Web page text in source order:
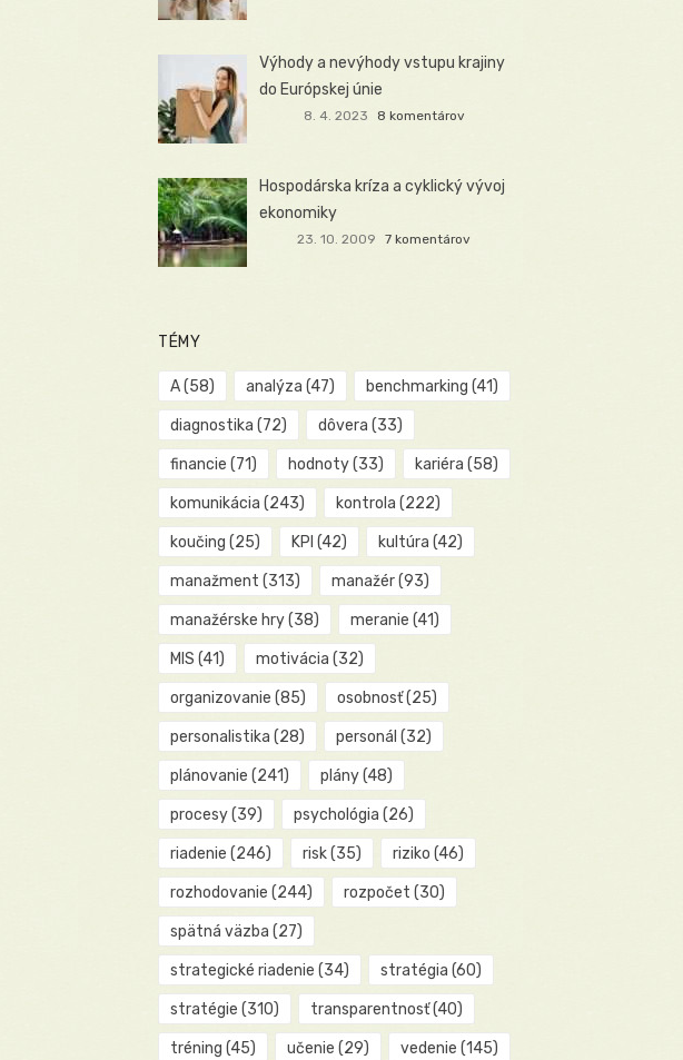
Výhody a nevýhody vstupu krajiny
do Európskej únie
8. 4. 2023 8 komentárov
Hospodárska kríza a cyklický vývoj
ekonomiky
23. 10. 2009 7 komentárov
TÉMY
A(58) analýza (47) benchmarking (41)
diagnostika (72) dôvera (33)
financie (71) hodnoty(33) kariéra (58)
komunikácia (243) kontrola (222)
koučing (25) KPI (42) kultúra (42)
manažment (313) manažér(93)
manažérske hry(38) meranie (41)
MIS (41) motivácia (32)
organizovanie (85) osobnosť(25)
personalistika (28) personál (32)
plánovanie (241) plány(48)
procesy(39) psychológia (26)
riadenie (246) risk(35) riziko (46)
rozhodovanie (244) rozpočet (30)
spätná väzba (27)
strategické riadenie (34) stratégia (60)
stratégie (310) transparentnosť(40)
tréning (45) učenie (29) vedenie (145)